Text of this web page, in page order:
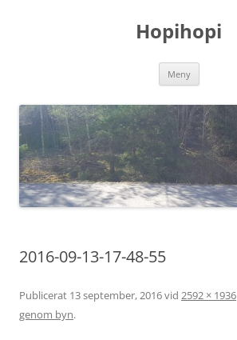
Hopihopi
Meny
2016-09-13-17-48-55
Publicerat 13 september, 2016vid 2592 × 1936
genom byn.